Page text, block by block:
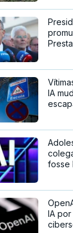
IA
fosse
IA